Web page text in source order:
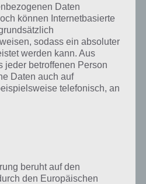
direkt alles, kann es schnell
Royale ist kostenlos für Android und
Royale
zu Game Royale mit Jan
wir ein kurzes Gameplay Video
Daten
können Internetbasierte
sodass ein absoluter
werden kann. Aus
jeder betroffenen Person
Daten auch auf
telefonisch, an
beruht auf den
den Europäischen